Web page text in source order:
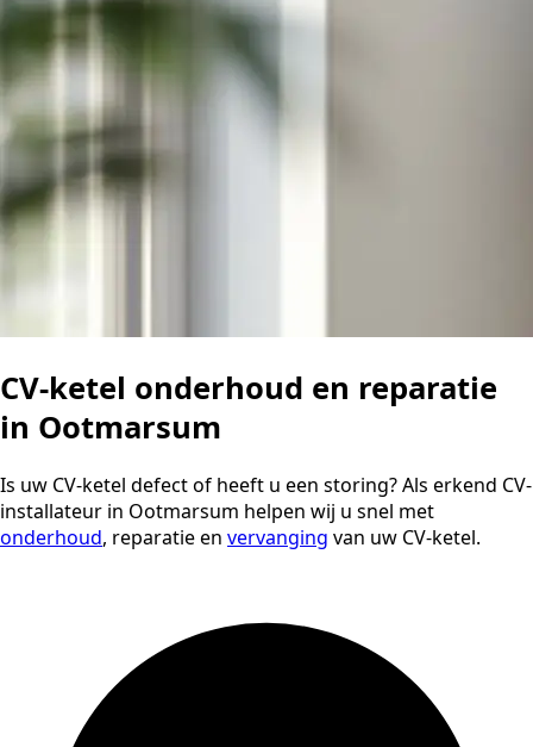
CV-ketel onderhoud en reparatie
in Ootmarsum
Is uw CV-ketel defect of heeft u een storing? Als erkend CV-
installateur in Ootmarsum helpen wij u snel met
onderhoud, reparatie en vervanging van uw CV-ketel.